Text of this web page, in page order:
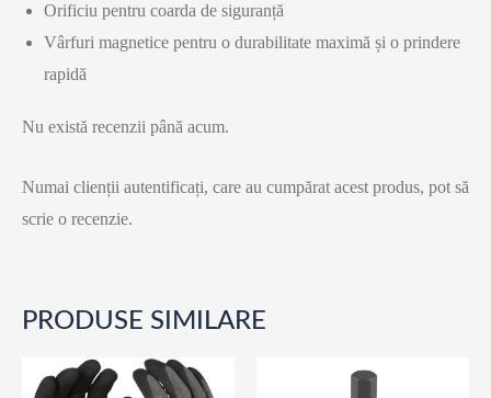
Orificiu pentru coarda de siguranță
Vârfuri magnetice pentru o durabilitate maximă și o prindere
rapidă
Nu există recenzii până acum.
Numai clienții autentificați, care au cumpărat acest produs, pot să
scrie o recenzie.
PRODUSE SIMILARE